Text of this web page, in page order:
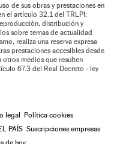
de sus obras y prestaciones en
el artículo 32.1 del TRLPI;
distribución y
sobre temas de actualidad
realiza una reserva expresa
prestaciones accesibles desde
otros medios que resulten
67.3 del Real Decreto - ley
legal Política cookies
PAÍS Suscripciones empresas